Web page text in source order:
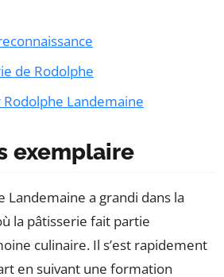
de Rodolphe
Landemaine
exemplaire
Landemaine a grandi dans la
la pâtisserie fait partie
culinaire. Il s’est rapidement
en suivant une formation